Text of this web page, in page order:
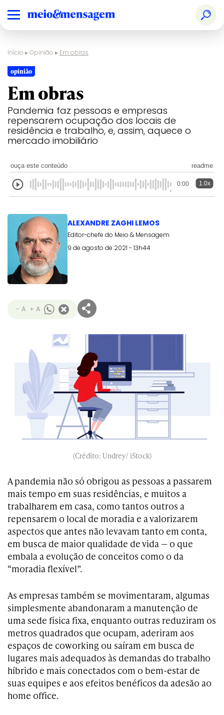
Início ▸Opinião ▸ Em obras
opinião
Em obras
Pandemia faz pessoas e empresas
repensarem ocupação dos locais de
residência e trabalho, e, assim, aquece o
mercado imobiliário
ouça este conteúdo readme
0:00 1.0x
ALEXANDRE ZAGHI LEMOS
Editor-chefe do Meio & Mensagem
9 de agosto de 2021 - 13h44
- A + A
(Crédito: Undrey/ iStock)
A pandemia não só obrigou as pessoas a passarem
mais tempo em suas residências, e muitos a
trabalharem em casa, como tantos outros a
repensarem o local de moradia e a valorizarem
aspectos que antes não levavam tanto em conta,
em busca de maior qualidade de vida — o que
embala a evolução de conceitos como o da
“moradia flexível”.
As empresas também se movimentaram, algumas
simplesmente abandonaram a manutenção de
uma sede física fixa, enquanto outras reduziram os
metros quadrados que ocupam, aderiram aos
espaços de coworking ou saíram em busca de
lugares mais adequados às demandas do trabalho
híbrido e mais conectados com o bem-estar de
suas equipes e aos efeitos benéficos da adesão ao
home office.